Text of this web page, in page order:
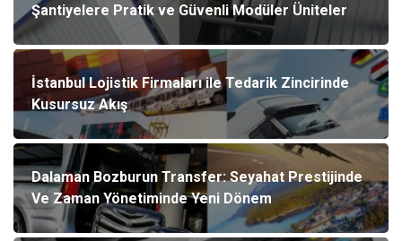
Şantiyelere Pratik ve Güvenli Modüler Üniteler
İstanbul Lojistik Firmaları ile Tedarik Zincirinde
Kusursuz Akış
Dalaman Bozburun Transfer: Seyahat Prestijinde
Ve Zaman Yönetiminde Yeni Dönem